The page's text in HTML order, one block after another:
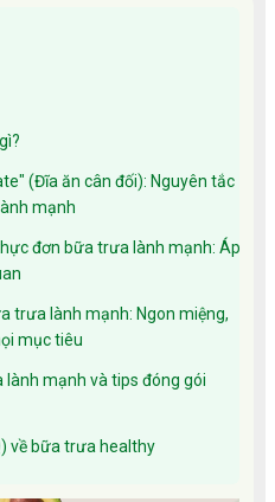
(Đĩa ăn cân đối): Nguyên tắc
mạnh
đơn bữa trưa lành mạnh: Áp
trưa lành mạnh: Ngon miệng,
mục tiêu
mạnh và tips đóng gói
về bữa trưa healthy